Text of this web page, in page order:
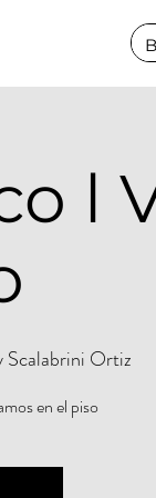
l
Scalabrini Ortiz
en el piso